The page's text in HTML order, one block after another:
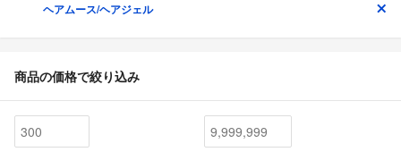
ヘアムース/ヘアジェル
商品の価格で絞り込み